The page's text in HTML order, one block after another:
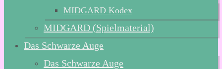
MIDGARD Kodex
MIDGARD (Spielmaterial)
Das Schwarze Auge
Das Schwarze Auge